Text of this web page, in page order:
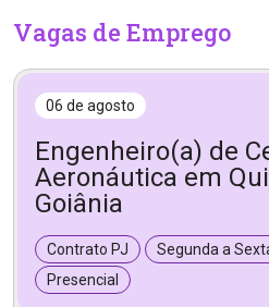
Vagas de Emprego
06 de agosto
Engenheiro(a) de
Aeronáutica em
Goiânia
Contrato PJ Segunda a
Presencial